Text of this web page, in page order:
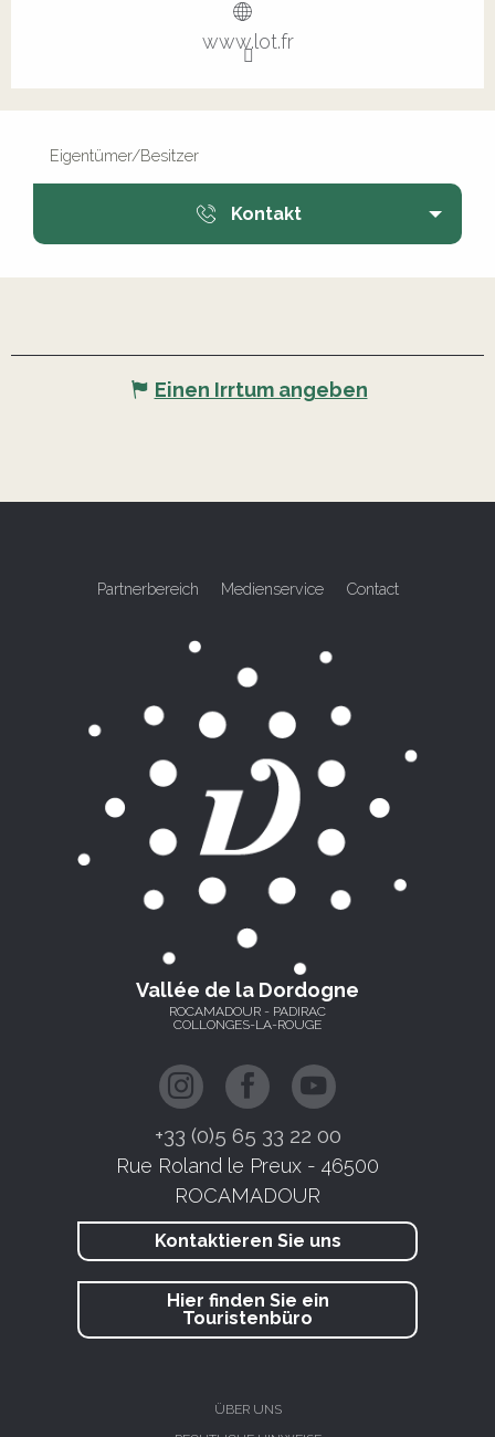
www.lot.fr
Eigentümer/Besitzer
Kontakt
Einen Irrtum angeben
Partnerbereich Medienservice Contact
Vallée de la Dordogne
ROCAMADOUR - PADIRAC
COLLONGES-LA-ROUGE
+33 (0)5 65 33 22 00
Rue Roland le Preux - 46500
ROCAMADOUR
Kontaktieren Sie uns
Hier finden Sie ein
Touristenbüro
ÜBER UNS